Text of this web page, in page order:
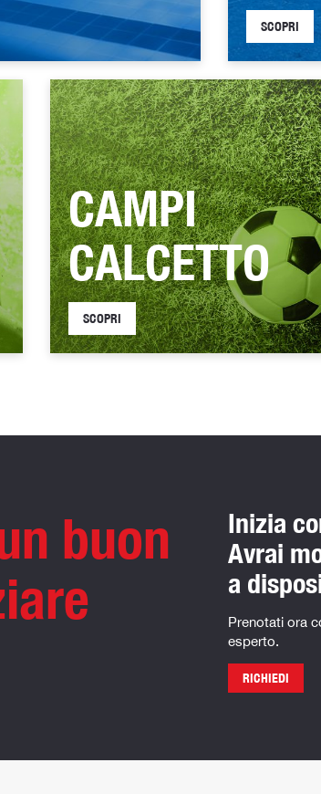
SCOPRI
CAMPI
CALCETTO
SCOPRI
buon
Inizia
Avrai
a
Prenotati ora
esperto.
RICHIEDI